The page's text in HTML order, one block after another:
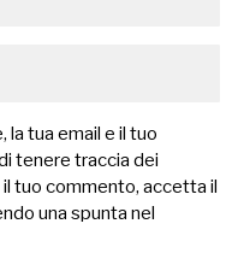
tua email e il tuo
tenere traccia dei
tuo commento, accetta il
una spunta nel